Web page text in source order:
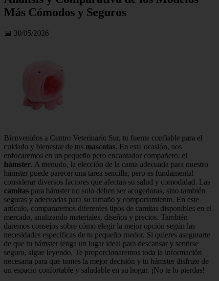
Más Cómodos y Seguros
📅 30/05/2026
Bienvenidos a Centro Veterinario Sur, tu fuente confiable para el
cuidado y bienestar de tus mascotas. En esta ocasión, nos
enfocaremos en un pequeño pero encantador compañero: el
hámster. A menudo, la elección de la cama adecuada para nuestro
hámster puede parecer una tarea sencilla, pero es fundamental
considerar diversos factores que afectan su salud y comodidad. Las
camitas para hámster no solo deben ser acogedoras, sino también
seguras y adecuadas para su tamaño y comportamiento. En este
artículo, compararemos diferentes tipos de camitas disponibles en el
mercado, analizando materiales, diseños y precios. También
daremos consejos sobre cómo elegir la mejor opción según las
necesidades específicas de tu pequeño roedor. Si quieres asegurarte
de que tu hámster tenga un lugar ideal para descansar y sentirse
seguro, sigue leyendo. Te proporcionaremos toda la información
necesaria para que tomes la mejor decisión y tu hámster disfrute de
un espacio confortable y saludable en su hogar. ¡No te lo pierdas!